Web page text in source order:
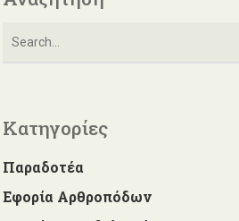
Κατηγορίες
Παραδοτέα
Εφορία Αρθροπόδων